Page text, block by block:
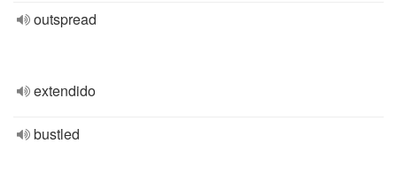
outspread
extendido
bustled